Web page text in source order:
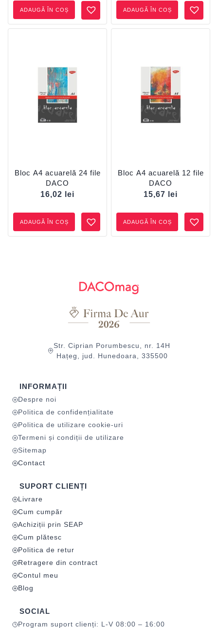
ADAUGĂ ÎN COȘ ADAUGĂ ÎN COȘ
Bloc A4 acuarelă 24 file
DACO
16,02
lei
ADAUGĂ ÎN COȘ
Bloc A4 acuarelă 12 file
DACO
15,67
lei
ADAUGĂ ÎN COȘ
Str. Ciprian Porumbescu, nr. 14H
Hațeg, jud. Hunedoara, 335500
INFORMAȚII
Despre noi
Politica de confidențialitate
Politica de utilizare cookie-uri
Termeni și condiții de utilizare
Sitemap
Contact
SUPORT CLIENȚI
Livrare
Cum cumpăr
Achiziții prin SEAP
Cum plătesc
Politica de retur
Retragere din contract
Contul meu
Blog
SOCIAL
Program suport clienți: L-V 08:00 – 16:00